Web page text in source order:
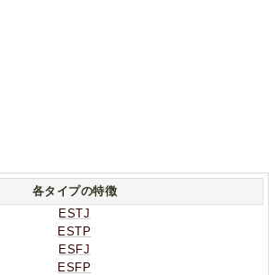
各タイプの特徴
ESTJ
ESTP
ESFJ
ESFP